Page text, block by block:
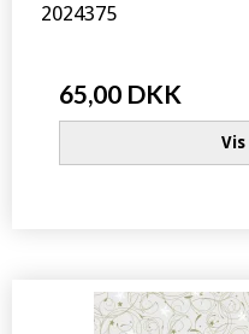
2024375
65,00 DKK